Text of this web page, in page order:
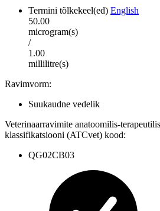
Termini tõlkekeel(ed) English
50.00
microgram(s)
/
1.00
millilitre(s)
Ravimvorm:
Suukaudne vedelik
Veterinaarravimite anatoomilis-
klassifikatsiooni (ATCvet) kood:
QG02CB03